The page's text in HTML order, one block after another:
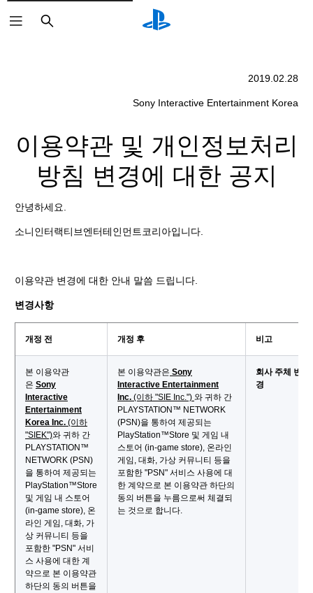
검
색
2019.02.28
Sony Interactive Entertainment Korea
이용약관 및 개인정보처리
방침 변경에 대한 공지
안녕하세요.
소니인터랙티브엔터테인먼트코리아입니다.
이용약관 변경에 대한 안내 말씀 드립니다.
변경사항
개정 전 개정 후 비고
본 이용약관
은 Sony
Interactive
Entertainment
Korea Inc. (이하
"SIEK")와 귀하 간
PLAYSTATION™
NETWORK (PSN)
을 통하여 제공되는
PlayStation™Store
및 게임 내 스토어
(in-game store), 온
라인 게임, 대화, 가
상 커뮤니티 등을
포함한 "PSN" 서비
스 사용에 대한 계
약으로 본 이용약관
하단의 동의 버튼을
본 이용약관은 Sony
Interactive Entertainment
Inc. (이하 "SIE Inc.") 와 귀하 간
PLAYSTATION™ NETWORK
(PSN)을 통하여 제공되는
PlayStation™Store 및 게임 내
스토어 (in-game store), 온라인
게임, 대화, 가상 커뮤니티 등을
포함한 "PSN" 서비스 사용에 대
한 계약으로 본 이용약관 하단의
동의 버튼을 누름으로써 체결되
는 것으로 합니다.
회사 주체 변
경